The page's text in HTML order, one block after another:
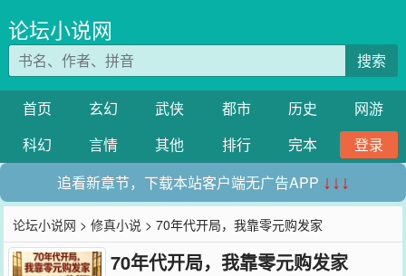
论坛小说网
搜索
首页 玄幻 武侠 都市 历史
网游
科幻
言情 其他 排行 完本
登录
追看新章节，下载本站客户端无广告APP ↓↓↓
论坛小说网 >修真小说 > 70年代开局，我靠零元购发家
70年代开局，我靠零元购发家